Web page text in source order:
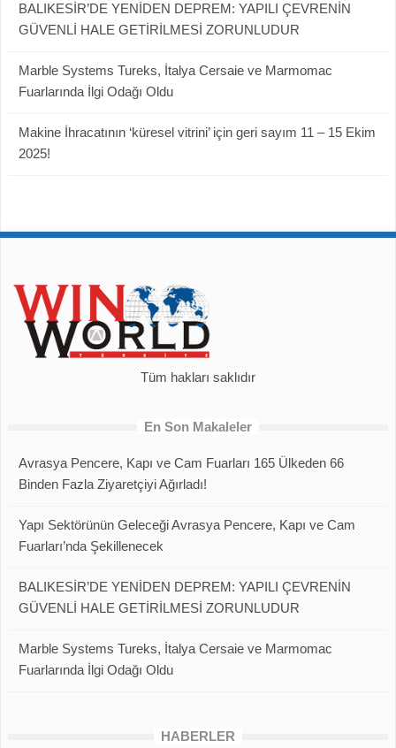
BALIKESİR’DE YENİDEN DEPREM: YAPILI ÇEVRENİN
GÜVENLİ HALE GETİRİLMESİ ZORUNLUDUR
Marble Systems Tureks, İtalya Cersaie ve Marmomac
Fuarlarında İlgi Odağı Oldu
Makine İhracatının ‘küresel vitrini’ için geri sayım 11 – 15 Ekim
2025!
Tüm hakları saklıdır
En Son Makaleler
Avrasya Pencere, Kapı ve Cam Fuarları 165 Ülkeden 66
Binden Fazla Ziyaretçiyi Ağırladı!
Yapı Sektörünün Geleceği Avrasya Pencere, Kapı ve Cam
Fuarları’nda Şekillenecek
BALIKESİR’DE YENİDEN DEPREM: YAPILI ÇEVRENİN
GÜVENLİ HALE GETİRİLMESİ ZORUNLUDUR
Marble Systems Tureks, İtalya Cersaie ve Marmomac
Fuarlarında İlgi Odağı Oldu
HABERLER